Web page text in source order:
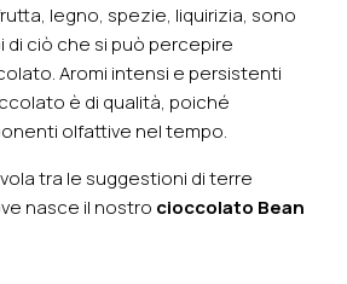
legno, spezie, liquirizia, sono
di ciò che si può percepire
Aromi intensi e persistenti
è di qualità, poiché
olfattive nel tempo.
tra le suggestioni di terre
nasce il nostro cioccolato Bean